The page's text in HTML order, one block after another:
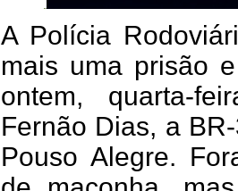
A Polícia
mais uma prisão
ontem, quarta-
Fernão Dias, a
Pouso Alegre.